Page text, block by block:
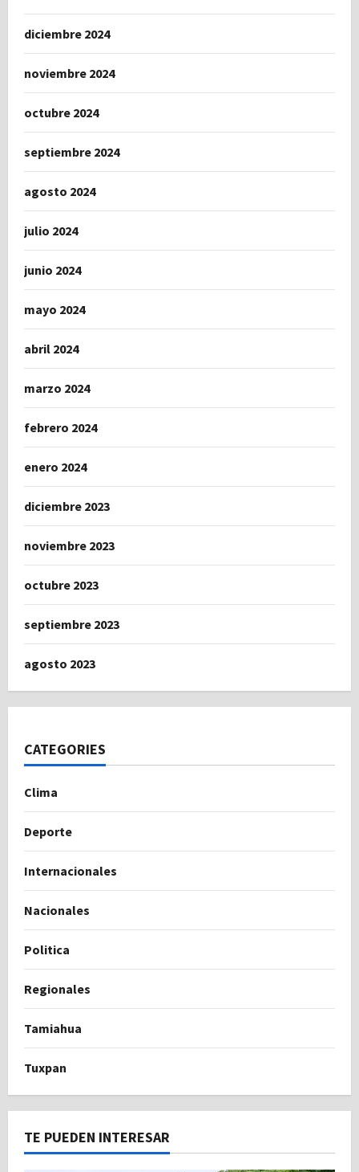
diciembre 2024
noviembre 2024
octubre 2024
septiembre 2024
agosto 2024
julio 2024
junio 2024
mayo 2024
abril 2024
marzo 2024
febrero 2024
enero 2024
diciembre 2023
noviembre 2023
octubre 2023
septiembre 2023
agosto 2023
CATEGORIES
Clima
Deporte
Internacionales
Nacionales
Politica
Regionales
Tamiahua
Tuxpan
TE PUEDEN INTERESAR